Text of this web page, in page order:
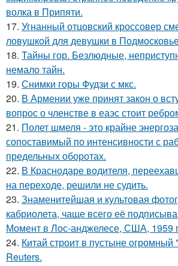
волка в Припяти.
17. Угнанный отцовский кроссовер
ловушкой для девушки в
18. Тайны гор. Безлюдные,
немало тайн.
19. Снимки горы Фудзи с мкс.
20. В Армении уже принят закон о
вопрос о членстве в еаэс стоит
21. Полет шмеля - это крайне
сопоставимый по интенсивности с
предельных оборотах.
22. В Краснодаре водителя,
на переходе, решили не судить.
23. Знаменитейшая и культовая
кабриолета, чаще всего её
Момент в Лос-анджелесе, США, 1959
24. Китай строит в пустыне
Reuters.